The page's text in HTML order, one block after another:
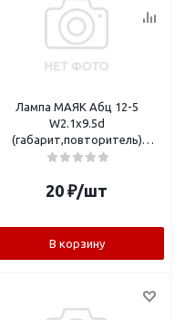
Лампа МАЯК Абц 12-5
W2.1x9.5d
(габарит,повторитель)
61205бц\10/ 11205бц\10
20 ₽/шт
В корзину